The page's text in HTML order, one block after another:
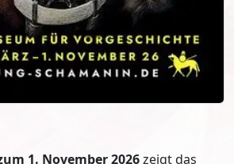
1. November 2026zeigt das